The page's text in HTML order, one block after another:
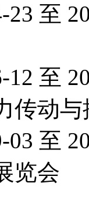
至
至
传动
至
览会